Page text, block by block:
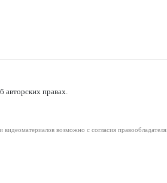
авторских правах.
возможно с согласия правообладателя.